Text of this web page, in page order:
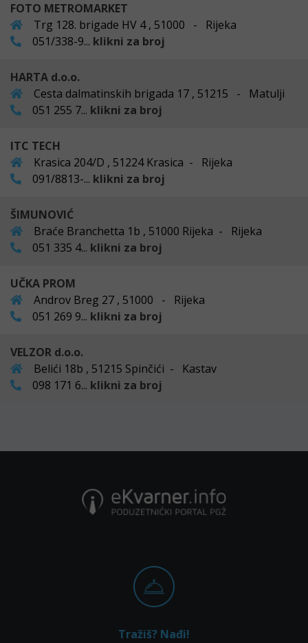
FOTO METROMARKET
Trg 128. brigade HV 4 , 51000 - Rijeka
051/338-9... klikni za broj
HARTA d.o.o.
Cesta dalmatinskih brigada 17 , 51215 - Matulji
051 255 7... klikni za broj
ITC TECH
Krasica 204/D , 51224 Krasica - Rijeka
091/8813-... klikni za broj
ŠIMUNOVIĆ
Braće Branchetta 1b , 51000 Rijeka - Rijeka
051 335 4... klikni za broj
UČKA PROM
Androv Breg 27 , 51000 - Rijeka
051 269 9... klikni za broj
VELZOR d.o.o.
Belići 18b , 51215 Spinčići - Kastav
098 171 6... klikni za broj
Tražiš? Nađi!